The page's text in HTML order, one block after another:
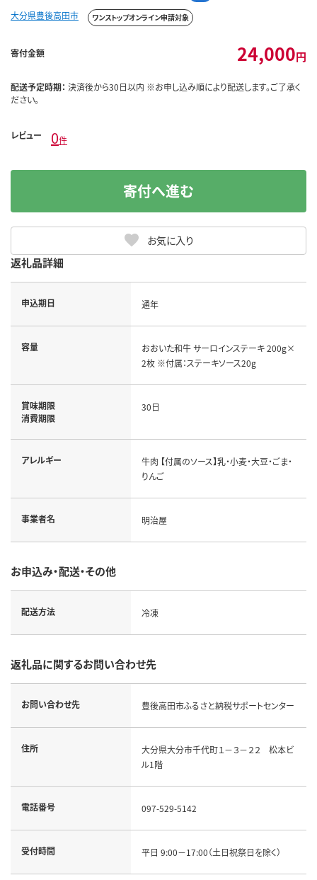
大分県豊後高田市 ワンストップオンライン申請対象
寄付金額 24,000円
配送予定時期： 決済後から30日以内 ※お申し込み順により配送します。ご了承く
ださい。
レビュー 0件
お気に入り
寄付へ進む
返礼品詳細
申込期日 通年
容量
おおいた和牛 サーロインステーキ 200g×
2枚 ※付属：ステーキソース20g
賞味期限
消費期限
30日
アレルギー
牛肉 【付属のソース】乳・小麦・大豆・ごま・
りんご
事業者名 明治屋
お申込み・配送・その他
配送方法 冷凍
返礼品に関するお問い合わせ先
お問い合わせ先 豊後高田市ふるさと納税サポートセンター
住所
大分県大分市千代町１－３－２２ 松本ビ
ル1階
電話番号 097-529-5142
受付時間 平日 9:00－17:00（土日祝祭日を除く）